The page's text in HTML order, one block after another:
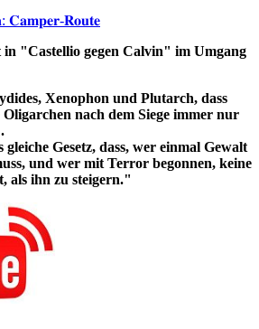
𝐂𝐚𝐦𝐩𝐞𝐫-𝐑𝐨𝐮𝐭𝐞
in "Castellio gegen Calvin" im Umgang
Xenophon und Plutarch, dass
nach dem Siege immer nur
Gesetz, dass, wer einmal Gewalt
und wer mit Terror begonnen, keine
als ihn zu steigern."